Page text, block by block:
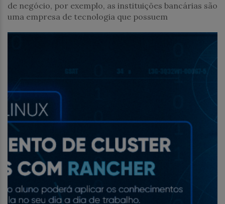
de negócio, por exemplo, as instituições bancárias são
uma empresa de tecnologia que possuem